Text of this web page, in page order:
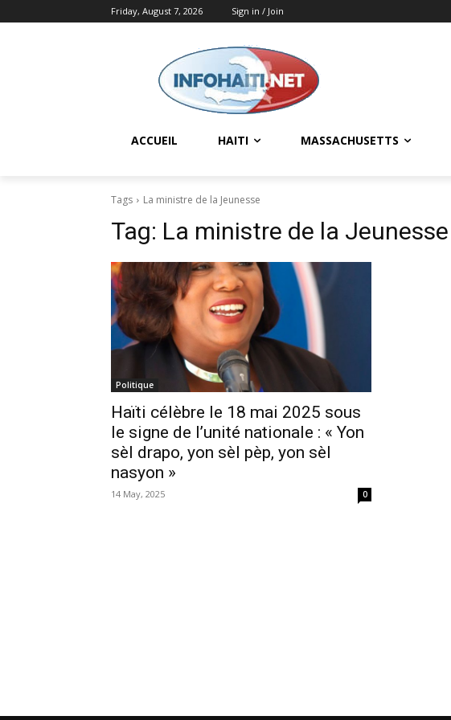
Friday, August 7, 2026 Sign in / Join
ACCUEIL HAITI MASSACHUSETTS
Tags La ministre de la Jeunesse
Tag: La ministre de la Jeunesse
Politique
Haïti célèbre le 18 mai 2025 sous
le signe de l’unité nationale : « Yon
sèl drapo, yon sèl pèp, yon sèl
nasyon »
14 May, 2025 0